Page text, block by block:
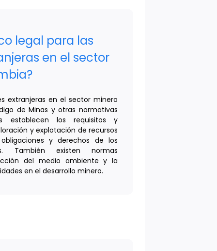
legal para las
en el sector
extranjeras en el sector minero
de Minas y otras normativas
establecen los requisitos y
y explotación de recursos
y derechos de los
También existen normas
del medio ambiente y la
en el desarrollo minero.